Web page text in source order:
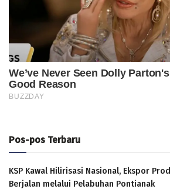
Pos-pos Terbaru
KSP Kawal Hilirisasi Nasional, Ekspor
Berjalan melalui Pelabuhan Pontianak